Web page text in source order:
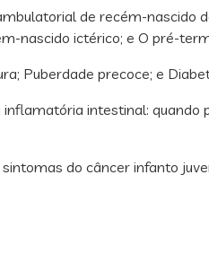
de recém-nascido
nascido ictérico; e O pré-
Puberdade precoce; e
inflamatória intestinal: quando
sintomas do câncer infanto